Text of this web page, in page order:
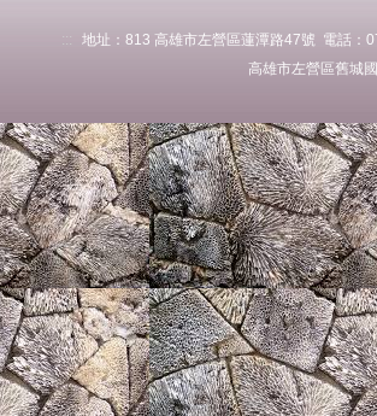
:::
地址：813 高雄市左營區蓮潭路47號 電話
高雄市左營區舊城